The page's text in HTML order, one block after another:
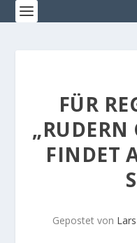
FÜR
„RUDERN
FINDET
Gepostet von